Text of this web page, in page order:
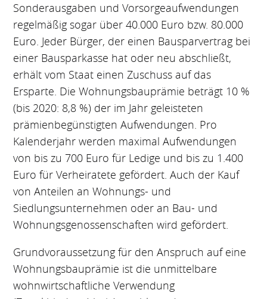
Sonderausgaben und Vorsorgeaufwendungen
regelmäßig sogar über 40.000 Euro bzw. 80.000
Euro. Jeder Bürger, der einen Bausparvertrag bei
einer Bausparkasse hat oder neu abschließt,
erhält vom Staat einen Zuschuss auf das
Ersparte. Die Wohnungsbauprämie beträgt 10 %
(bis 2020: 8,8 %) der im Jahr geleisteten
prämienbegünstigten Aufwendungen. Pro
Kalenderjahr werden maximal Aufwendungen
von bis zu 700 Euro für Ledige und bis zu 1.400
Euro für Verheiratete gefördert. Auch der Kauf
von Anteilen an Wohnungs- und
Siedlungsunternehmen oder an Bau- und
Wohnungsgenossenschaften wird gefördert.
Grundvoraussetzung für den Anspruch auf eine
Wohnungsbauprämie ist die unmittelbare
wohnwirtschaftliche Verwendung